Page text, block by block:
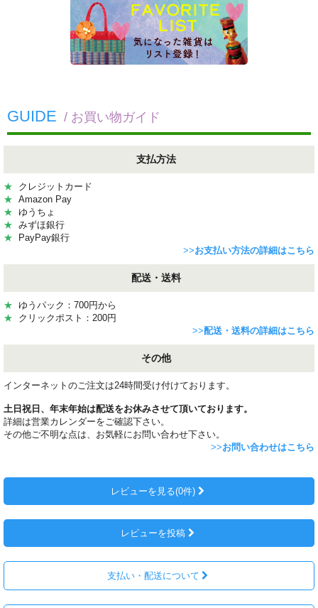
GUIDE / お買い物ガイド
支払方法
★ クレジットカード
★ Amazon Pay
★ ゆうちょ
★ みずほ銀行
★ PayPay銀行
>>お支払い方法の詳細はこちら
配送・送料
★ ゆうパック：700円から
★ クリックポスト：200円
>>配送・送料の詳細はこちら
その他
インターネットのご注文は24時間受け付けております。
土日祝日、年末年始は配送をお休みさせて頂いております。
詳細は営業カレンダーをご確認下さい。
その他ご不明な点は、お気軽にお問い合わせ下さい。
>>お問い合わせはこちら
レビューを見る(0件)
レビューを投稿
支払い・配送について